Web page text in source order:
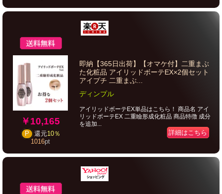
￥10,165
P 還元10％
1016pt
即納【365日出荷】【オマケ付】二重まぶ
た化粧品 アイリッドボーテEX×2個セット
アイプチ 二重まぶ...
ディンプル
アイリッドボーテEX単品はこちら！ 商品名 アイ
リッドボーテEX 二重瞼形成化粧品 商品特徴 成分
を追加...
詳細はこちら